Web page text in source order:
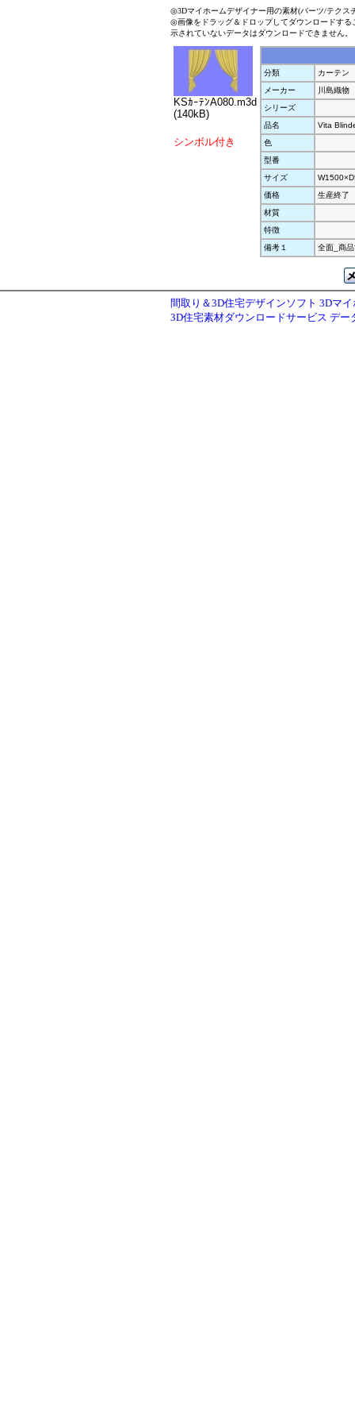
◎3Dマイホームデザイナー用の素材(パーツ/テクス
◎画像をドラッグ＆ドロップしてダウンロードす
示されていないデータはダウンロードできません。
KSｶｰﾃﾝA080.m3d
(140kB)
シンボル付き
分類
カーテン
メーカー
川島織物
シリーズ
品名
Vita
色
型番
サイズ
価格
生産終了
材質
特徴
備考１
全面_商
間取り＆3D住宅デザインソフト 3Dマ
3D住宅素材ダウンロードサービス デー